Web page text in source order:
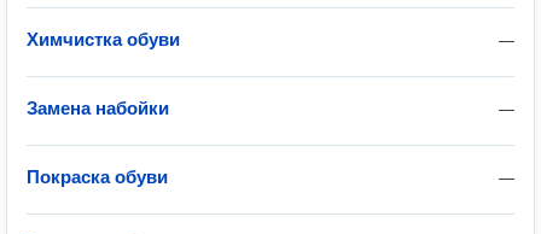
—
Химчистка обуви
—
Замена набойки
—
Покраска обуви